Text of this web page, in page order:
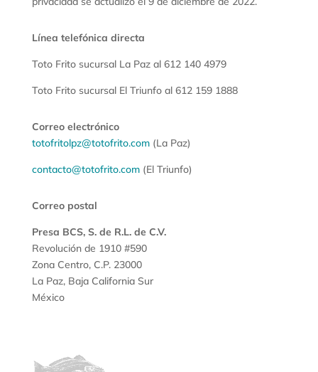
Línea telefónica directa
Toto Frito sucursal La Paz al 612 140 4979
Toto Frito sucursal El Triunfo al 612 159 1888
Correo electrónico
totofritolpz@totofrito.com(La Paz)
contacto@totofrito.com(El Triunfo)
Correo postal
Presa BCS, S. de R.L. de C.V.
Revolución de 1910 #590
Zona Centro, C.P. 23000
La Paz, Baja California Sur
México